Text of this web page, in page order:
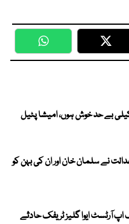
WhatsApp
بے حد خوش ہوں، امیشا پٹیل
نے سلمان خان اور ان کی بہن کو
اپ آرٹسٹ ایوا گلیز ٹریفک حادثے